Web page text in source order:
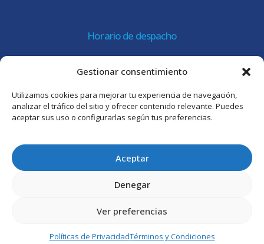
Gestionar consentimiento
Utilizamos cookies para mejorar tu experiencia de navegación,
analizar el tráfico del sitio y ofrecer contenido relevante. Puedes
aceptar sus uso o configurarlas según tus preferencias.
Aceptar
Denegar
Ver preferencias
Políticas de PrivacidadTérminos y Condiciones
Horario de despacho
Viernes 8:30 a 15:30 hrs.
Atención al cliente